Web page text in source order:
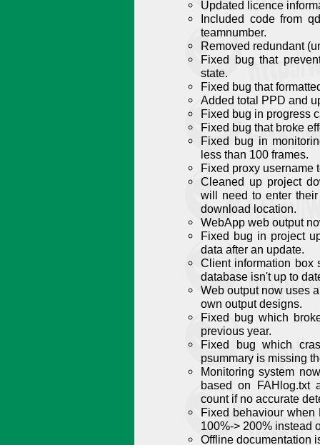
Updated licence
Included code from
teamnumber.
Removed redundant
Fixed bug that
state.
Fixed bug that
Added total PPD and
Fixed bug in progress
Fixed bug that broke
Fixed bug in
less than 100 frames.
Fixed proxy username
Cleaned up project
will need to enter
download location.
WebApp web output
Fixed bug in project
data after an update.
Client information box
database isn't up to
Web output now uses
own output designs.
Fixed bug which
previous year.
Fixed bug which
psummary is missing
Monitoring system
based on FAHlog.txt
count if no accurate
Fixed behaviour when
100%-> 200% instead
Offline documentation